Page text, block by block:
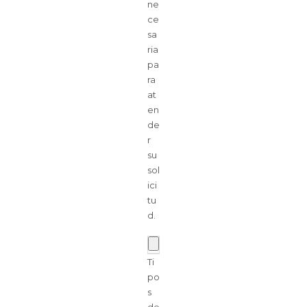
ne
ce
sa
ria
pa
ra
at
en
de
r
su
sol
ici
tu
d.
Ti
po
s